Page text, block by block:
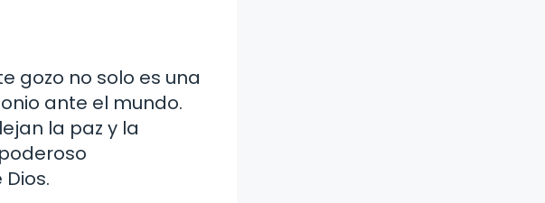
gozo no solo es una
ante el mundo.
la paz y la